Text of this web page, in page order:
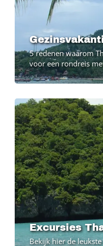
5 redenen waarom
voor een rondreis
Excursies
Bekijk hier de